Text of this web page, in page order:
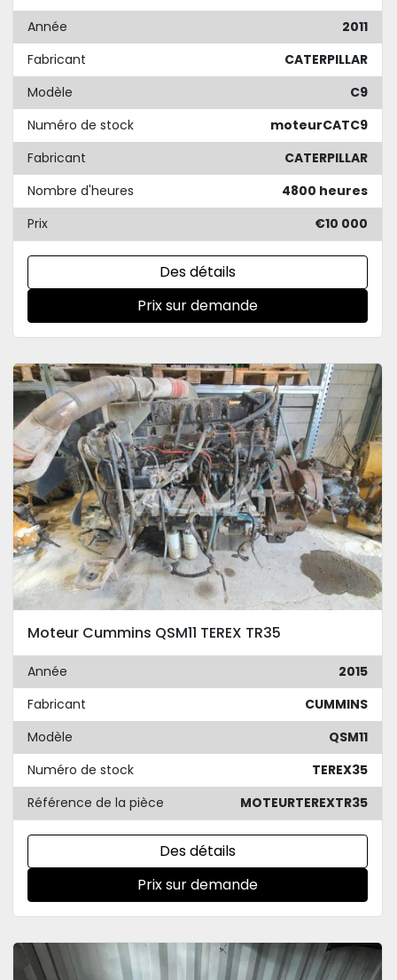
Année
2011
Fabricant
CATERPILLAR
Modèle
C9
Numéro de stock
moteurCATC9
Fabricant
CATERPILLAR
Nombre d'heures
4800 heures
Prix
€10 000
Des détails
Prix sur demande
Moteur Cummins QSM11 TEREX TR35
Année
2015
Fabricant
CUMMINS
Modèle
QSM11
Numéro de stock
TEREX35
Référence de la pièce
MOTEURTEREXTR35
Des détails
Prix sur demande